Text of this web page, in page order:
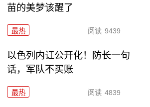
苗的美梦该醒了
最热 阅读 9439
以色列内讧公开化！防长一句
话，军队不买账
最热 阅读 4839